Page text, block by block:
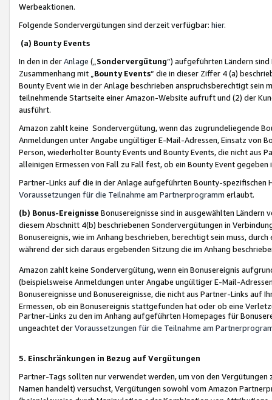
Werbeaktionen.
Folgende Sondervergütungen sind derzeit verfügbar: hier.
(a) Bounty Events
In den in derAnlage („ Sondervergütung“) aufgeführten Ländern
Zusammenhang mit „ Bounty Events“ die in dieser Ziffer 4 (a)
Bounty Event wie in der Anlage beschrieben anspruchsberechtigt sein
teilnehmende Startseite einer Amazon-Website aufruft und (2) der
ausführt.
Amazon zahlt keine Sondervergütung, wenn das zugrundeliegende
Anmeldungen unter Angabe ungültiger E-Mail-Adressen, Einsatz von
Person, wiederholter Bounty Events und Bounty Events, die nicht
alleinigen Ermessen von Fall zu Fall fest, ob ein Bounty Event
Partner-Links auf die in der Anlage aufgeführten Bounty-spezifischen
Voraussetzungen für die Teilnahme am Partnerprogramm erlaubt.
(b) Bonus-Ereignisse Bonusereignisse sind in ausgewählten Ländern
diesem Abschnitt 4(b) beschriebenen Sondervergütungen in
Bonusereignis, wie im Anhang beschrieben, berechtigt sein muss,
während der sich daraus ergebenden Sitzung die im Anhang
Amazon zahlt keine Sondervergütung, wenn ein Bonusereignis
(beispielsweise Anmeldungen unter Angabe ungültiger E-Mail-
Bonusereignisse und Bonusereignisse, die nicht aus Partner-Links auf
Ermessen, ob ein Bonusereignis stattgefunden hat oder ob eine
Partner-Links zu den im Anhang aufgeführten Homepages für
ungeachtet derVoraussetzungen für die Teilnahme am
5. Einschränkungen in Bezug auf Vergütungen
Partner-Tags sollten nur verwendet werden, um von den
Namen handelt) versuchst, Vergütungen sowohl vom Amazon